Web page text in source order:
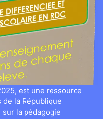
est une ressource
la République
sur la pédagogie